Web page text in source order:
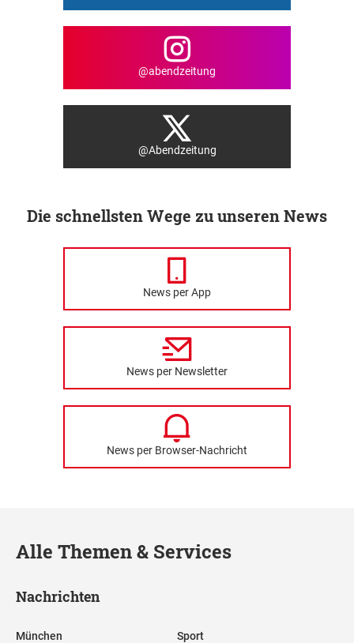
@abendzeitung
@Abendzeitung
Die schnellsten Wege zu unseren News
News per App
News per Newsletter
News per Browser-Nachricht
Alle Themen & Services
Nachrichten
München Sport